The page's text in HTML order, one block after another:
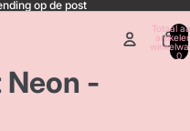
op de post
Totaal
0
Neon -